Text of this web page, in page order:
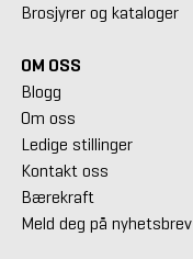
Brosjyrer og kataloger
OM OSS
Blogg
Om oss
Ledige stillinger
Kontakt oss
Bærekraft
Meld deg på nyhetsbrev